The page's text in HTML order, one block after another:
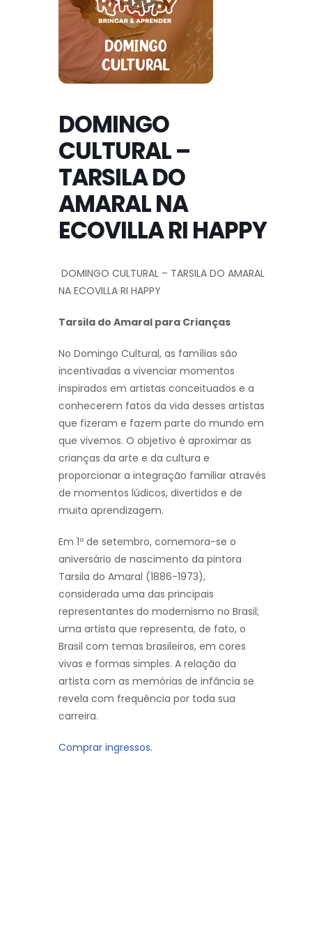
DOMINGO
CULTURAL –
TARSILA DO
AMARAL NA
ECOVILLA RI HAPPY
DOMINGO CULTURAL – TARSILA DO AMARAL
NA ECOVILLA RI HAPPY
Tarsila do Amaral para Crianças
No Domingo Cultural, as famílias são
incentivadas a vivenciar momentos
inspirados em artistas conceituados e a
conhecerem fatos da vida desses artistas
que fizeram e fazem parte do mundo em
que vivemos. O objetivo é aproximar as
crianças da arte e da cultura e
proporcionar a integração familiar através
de momentos lúdicos, divertidos e de
muita aprendizagem.
Em 1º de setembro, comemora-se o
aniversário de nascimento da pintora
Tarsila do Amaral (1886-1973),
considerada uma das principais
representantes do modernismo no Brasil;
uma artista que representa, de fato, o
Brasil com temas brasileiros, em cores
vivas e formas simples. A relação da
artista com as memórias de infância se
revela com frequência por toda sua
carreira.
Comprar ingressos.